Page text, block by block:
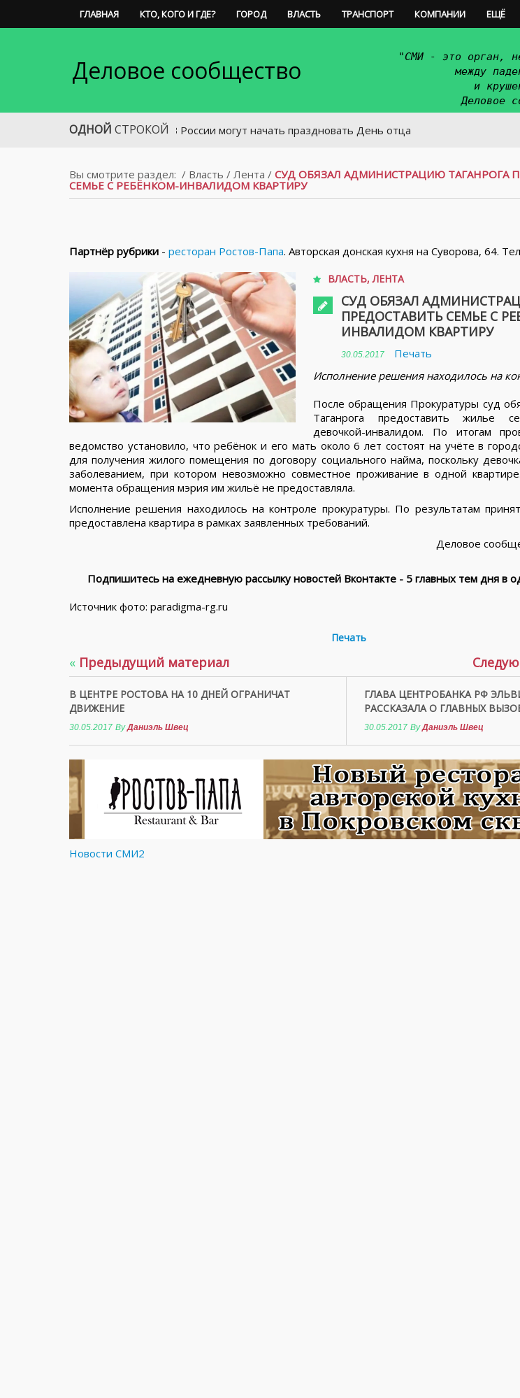
ГЛАВНАЯ КТО, КОГО И ГДЕ? ГОРОД ВЛАСТЬ ТРАНСПОРТ КОМПАНИИ ЕЩЁ
Деловое сообщество
"СМИ - это орган,
между
и
Деловое
ОДНОЙ СТРОКОЙ
В России могут начать праздновать День отца
Вы смотрите раздел: / Власть / Лента / СУД ОБЯЗАЛ АДМИНИСТРАЦИЮ ТАГАНРОГА
СЕМЬЕ С РЕБЁНКОМ-ИНВАЛИДОМ КВАРТИРУ
Партнёр рубрики - ресторан Ростов-Папа. Авторская донская кухня на Суворова, 64.
ВЛАСТЬ,ЛЕНТА
СУД ОБЯЗАЛ
ПРЕДОСТАВИТЬ СЕМЬЕ С
ИНВАЛИДОМ КВАРТИРУ
30.05.2017
Печать
Исполнение решения находилось на
После обращения Прокуратуры суд
Таганрога предоставить жилье
девочкой-инвалидом. По итогам
ведомство установило, что ребёнок и его мать около 6 лет состоят на учёте в
для получения жилого помещения по договору социального найма, поскольку
заболеванием, при котором невозможно совместное проживание в одной
момента обращения мэрия им жильё не предоставляла.
Исполнение решения находилось на контроле прокуратуры. По результатам
предоставлена квартира в рамках заявленных требований.
Деловое
Подпишитесь на ежедневную рассылку новостей Вконтакте - 5 главных тем дня в
Источник фото: paradigma-rg.ru
Печать
« Предыдущий материал
В ЦЕНТРЕ РОСТОВА НА 10 ДНЕЙ ОГРАНИЧАТ
ДВИЖЕНИЕ
30.05.2017 ByДаниэль Швец
ГЛАВА ЦЕНТРОБАНКА РФ
РАССКАЗАЛА О ГЛАВНЫХ
30.05.2017 ByДаниэль Швец
Новости СМИ2